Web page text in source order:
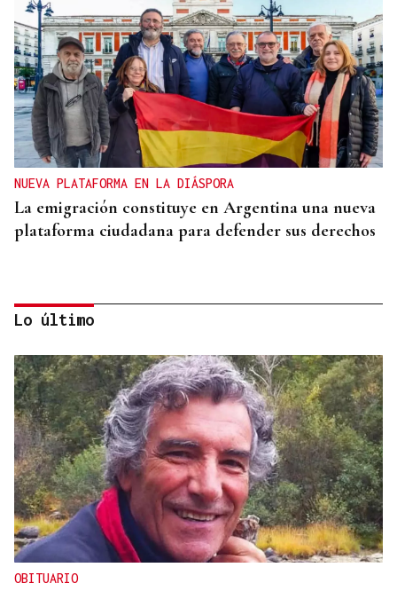
NUEVA PLATAFORMA EN LA DIÁSPORA
La emigración constituye en Argentina una nueva
plataforma ciudadana para defender sus derechos
GIRA
El Ballet Folklórico Tupa Marka en gira en España
y Francia
Lo último
OBITUARIO